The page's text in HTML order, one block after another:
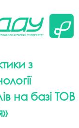
з
на базі ТОВ